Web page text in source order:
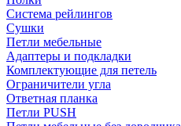
Система рейлингов
Сушки
Петли мебельные
Адаптеры и подкладки
Комплектующие для петель
Ограничители угла
Ответная планка
Петли PUSH